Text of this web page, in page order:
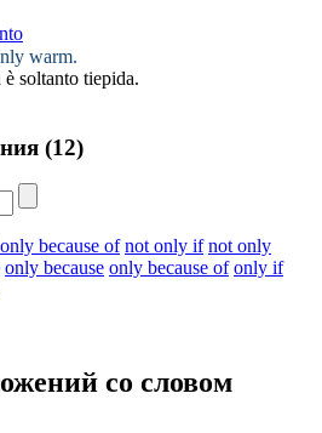
warm.
è soltanto tiepida.
(12)
because of not only if not only
only because only because of only if
со словом